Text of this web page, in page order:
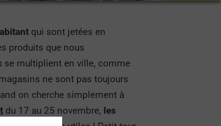
qui sont jetées en
produits que nous
se multiplient en ville, comme
ne sont pas toujours
on cherche simplement à
du 17 au 25 novembre, les